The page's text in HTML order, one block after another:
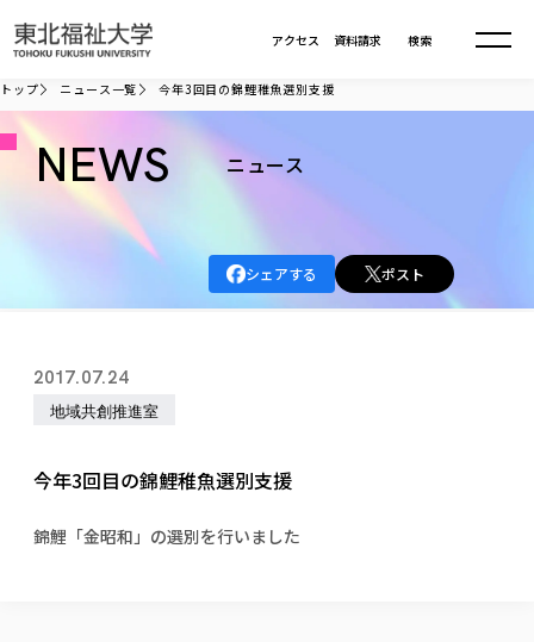
資料請求
アクセス 検索
大学について
建学の精神・教育の理念
教育方針
大学の概要
大学の歩み
校歌の歴史
大学の取り組み
社会連携・研究
カリキュラム編成ガイドライン
情報公開
寄附行為
学部・大学院
学部・大学院TOP
福祉心理学科
共生まちづくり学部
教育学部
健康科学部
デジタルパンフ
トップ ニュース一覧 今年3回目の錦鯉稚魚選別支援
NEWS ニュース
シェアする ポスト
2017.07.24
地域共創推進室
今年3回目の錦鯉稚魚選別支援
錦鯉「金昭和」の選別を行いました